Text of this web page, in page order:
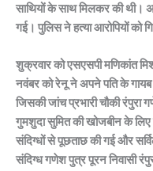
साथियों के साथ मिलकर की
गई। पुलिस ने हत्या आरोपियों को
शुक्रवार को एसएसपी मणिकांत
नवंबर को रेनू ने अपने पति के
जिसकी जांच प्रभारी चौकी
गुमशुदा सुमित की खोजबीन के लिए
संदिग्धों से पूछताछ की गई और
संदिग्ध गणेश पुत्र पूरन निवासी